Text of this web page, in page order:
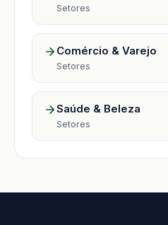
Setores
Comércio & Varejo
Setores
Saúde & Beleza
Setores